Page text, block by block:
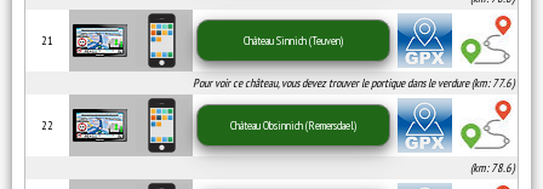
21 Château Sinnich (Teuven)
Pour voir ce château, vous devez trouver le portique dans le verdure (km: 77.6)
22 Château Obsinnich (Remersdael)
(km: 78.6)